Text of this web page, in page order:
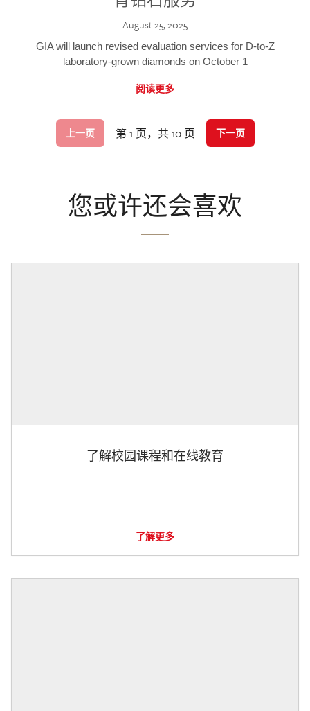
August 25, 2025
GIA will launch revised evaluation services for D-to-Z
laboratory-grown diamonds on October 1
阅读更多
上一页 第 1 页，共 10 页 下一页
您或许还会喜欢
了解校园课程和在线教育
了解更多